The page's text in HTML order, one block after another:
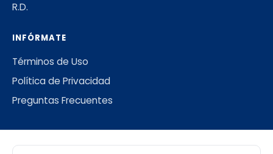
R.D.
INFÓRMATE
Términos de Uso
Política de Privacidad
Preguntas Frecuentes